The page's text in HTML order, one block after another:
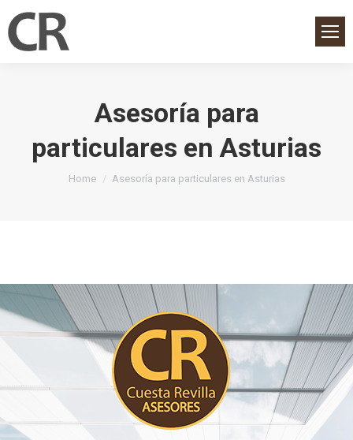
Asesoría para
particulares en Asturias
You are here:
Home Asesoría para particulares en Asturias